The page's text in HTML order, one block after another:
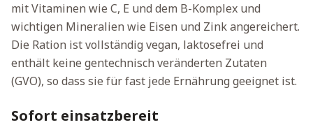
mit Vitaminen wie C, E und dem B-Komplex und
wichtigen Mineralien wie Eisen und Zink angereichert.
Die Ration ist vollständig vegan, laktosefrei und
enthält keine gentechnisch veränderten Zutaten
(GVO), so dass sie für fast jede Ernährung geeignet ist.
Sofort einsatzbereit